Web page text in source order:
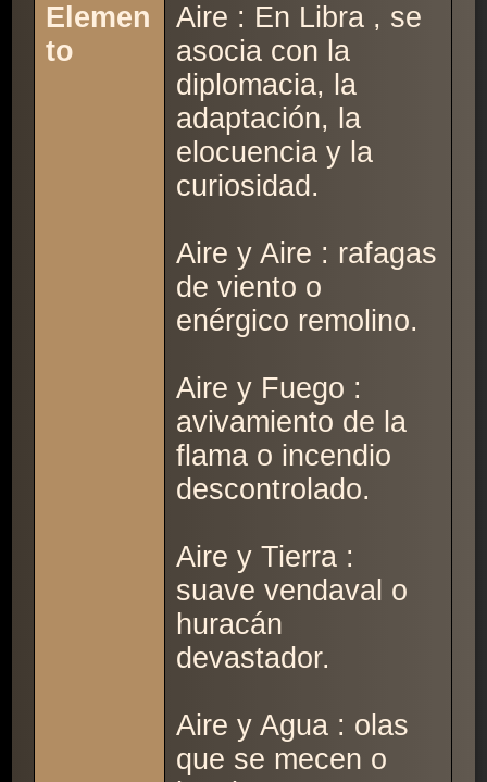
Elemen
to
Aire : En Libra , se
asocia con la
diplomacia, la
adaptación, la
elocuencia y la
curiosidad.
Aire y Aire : rafagas
de viento o
enérgico remolino.
Aire y Fuego :
avivamiento de la
flama o incendio
descontrolado.
Aire y Tierra :
suave vendaval o
huracán
devastador.
Aire y Agua : olas
que se mecen o